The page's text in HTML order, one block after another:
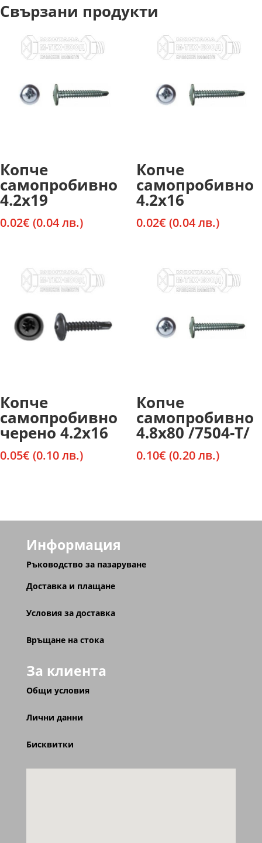
Свързани продукти
Копче
самопробивно
4.2х19
0.02€ (0.04 лв.)
Копче
самопробивно
4.2х16
0.02€ (0.04 лв.)
Копче
самопробивно
черено 4.2х16
0.05€ (0.10 лв.)
Копче
самопробивно
4.8х80 /7504-Т/
0.10€ (0.20 лв.)
Информация
Ръководство за пазаруване
Доставка и плащане
Условия за доставка
Връщане на стока
За клиента
Общи условия
Лични данни
Бисквитки